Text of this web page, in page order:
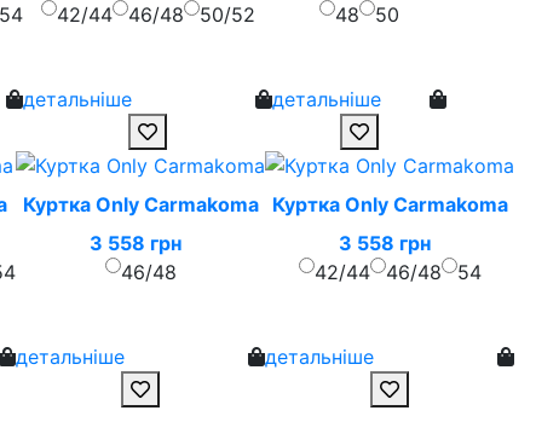
54
42/44
46/48 50/52
детальніше
48
50
детальніше
Куртка Only Carmakoma
3 558 грн
46/48
детальніше
Куртка Only Carmakoma
3 558 грн
42/44
46/48 54
детальніше